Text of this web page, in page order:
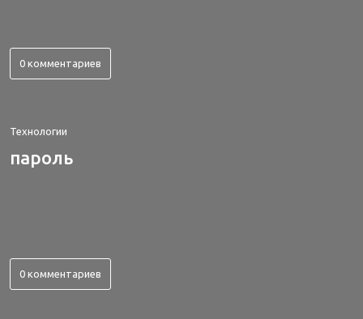
0 комментариев
Технологии
пароль
0 комментариев